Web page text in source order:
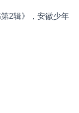
2辑》，安徽少年